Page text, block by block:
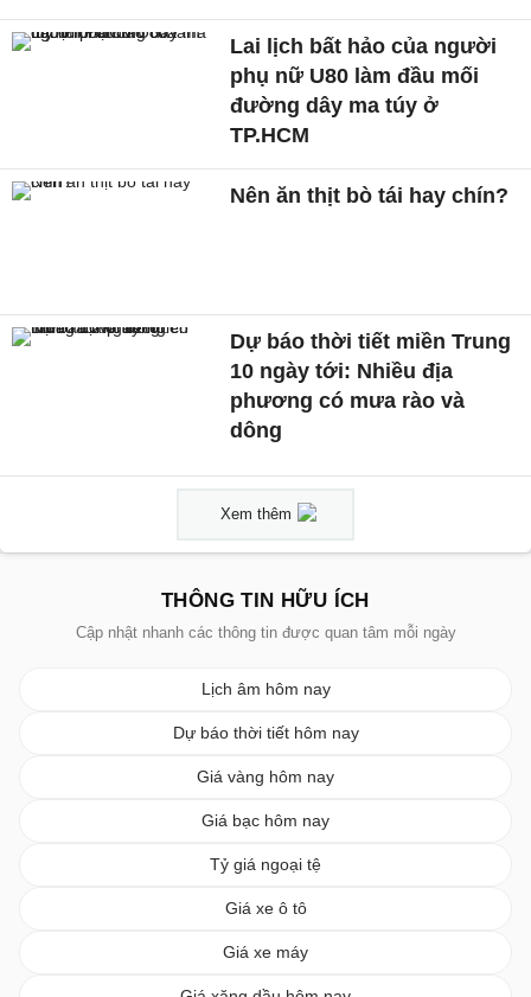
Lai lịch bất hảo của người
phụ nữ U80 làm đầu mối
đường dây ma túy ở
TP.HCM
Nên ăn thịt bò tái hay chín?
Dự báo thời tiết miền Trung
10 ngày tới: Nhiều địa
phương có mưa rào và
dông
Xem thêm
THÔNG TIN HỮU ÍCH
Cập nhật nhanh các thông tin được quan tâm mỗi ngày
Lịch âm hôm nay
Dự báo thời tiết hôm nay
Giá vàng hôm nay
Giá bạc hôm nay
Tỷ giá ngoại tệ
Giá xe ô tô
Giá xe máy